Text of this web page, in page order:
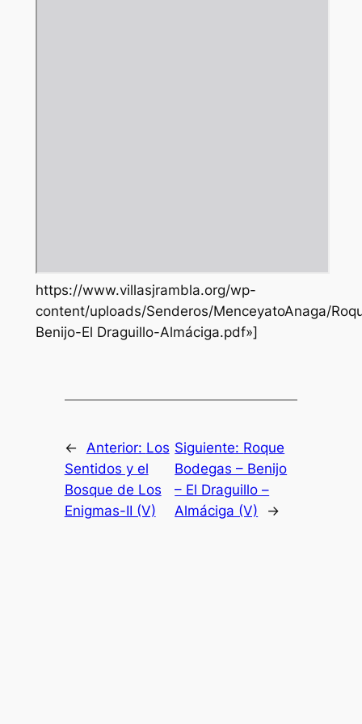
https://www.villasjrambla.org/wp-
content/uploads/Senderos/MenceyatoAnaga/
Benijo-El Draguillo-Almáciga.pdf»]
← Anterior: Los
Sentidos y el
Bosque de Los
Enigmas-II (V)
Siguiente: Roque
Bodegas – Benijo
– El Draguillo –
Almáciga (V)
→